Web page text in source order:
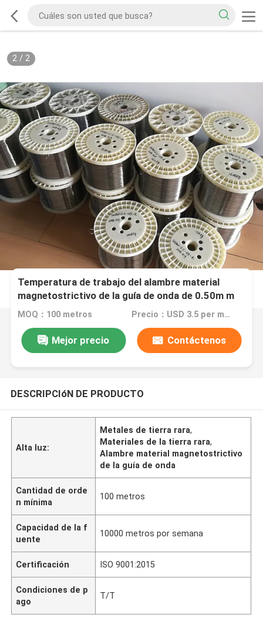
2/ 2
Temperatura de trabajo del alambre material
magnetostrictivo de la guía de onda de 0.50m m
debajo de 300°C
MOQ：100 metros Precio：USD 3.5 per meter, EXW
Mejor precio Contáctenos
DESCRIPCIóN DE PRODUCTO
Alta luz:
Metales de tierra rara,
Materiales de la tierra rara,
Alambre material magnetostrictivo
de la guía de onda
Cantidad de orde
n mínima
100 metros
Capacidad de la f
uente
10000 metros por semana
Certificación ISO 9001:2015
Condiciones de p
ago
T/T